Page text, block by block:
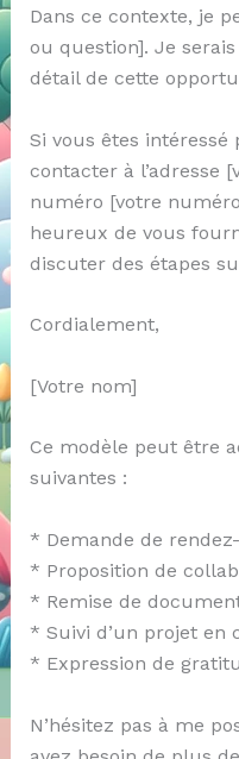
Dans ce contexte, je
ou question]. Je
détail de cette
Si vous êtes
contacter à l’adresse
numéro [votre
heureux de vous
discuter des étapes
Cordialement,
[Votre nom]
Ce modèle peut être
suivantes :
* Demande de
* Proposition de
* Remise de
* Suivi d’un projet en
* Expression de
N’hésitez pas à me